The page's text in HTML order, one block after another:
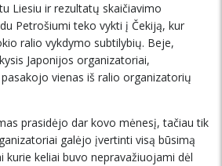
Liesiu ir rezultatų skaičiavimo
Petrošiumi teko vykti į Čekiją, kur
ralio vykdymo subtilybių. Beje,
Japonijos organizatoriai,
vienas iš ralio organizatorių
prasidėjo dar kovo mėnesį, tačiau tik
galėjo įvertinti visą būsimą
kurie keliai buvo nepravažiuojami dėl